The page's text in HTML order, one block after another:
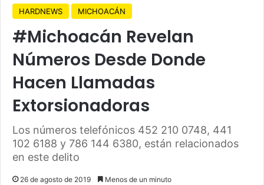
HARDNEWS MICHOACÁN
#Michoacán Revelan
Números Desde Donde
Hacen Llamadas
Extorsionadoras
Los números telefónicos 452 210 0748, 441
102 6188 y 786 144 6380, están relacionados
en este delito
26 de agosto de 2019 Menos de un minuto